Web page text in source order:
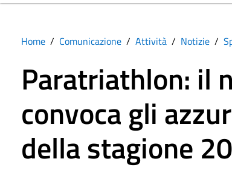
Home Comunicazione Attività Notizie
Paratriathlon: il
convoca gli
della stagione